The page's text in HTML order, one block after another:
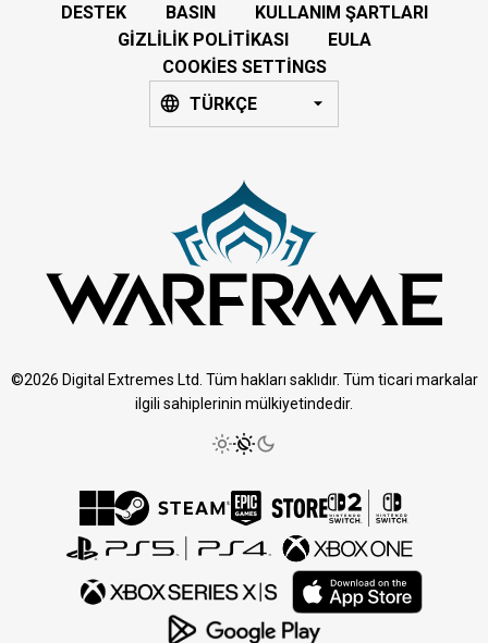
DESTEK BASIN
KULLANIM ŞARTLARI
GIZLILIK POLITIKASI
EULA
COOKIES SETTINGS
TÜRKÇE
©2026 Digital Extremes Ltd. Tüm hakları saklıdır. Tüm ticari markalar
ilgili sahiplerinin mülkiyetindedir.